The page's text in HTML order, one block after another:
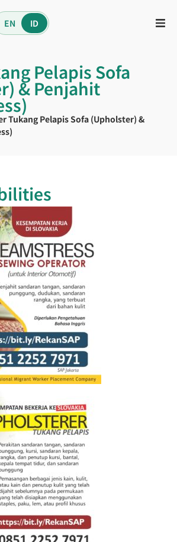
EN ID
Pelapis Sofa
& Penjahit
Tukang Pelapis Sofa (Upholster) &